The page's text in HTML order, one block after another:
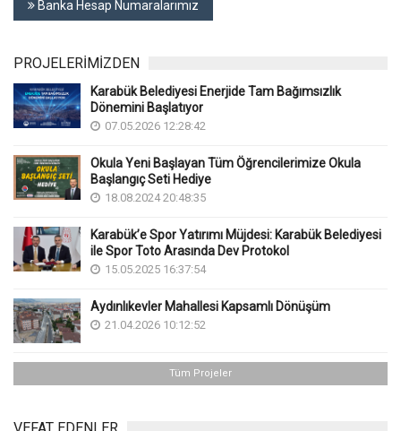
Banka Hesap Numaralarımız
PROJELERİMİZDEN
Karabük Belediyesi Enerjide Tam Bağımsızlık
Dönemini Başlatıyor
07.05.2026 12:28:42
Okula Yeni Başlayan Tüm Öğrencilerimize Okula
Başlangıç Seti Hediye
18.08.2024 20:48:35
Karabük’e Spor Yatırımı Müjdesi: Karabük Belediyesi
ile Spor Toto Arasında Dev Protokol
15.05.2025 16:37:54
Aydınlıkevler Mahallesi Kapsamlı Dönüşüm
21.04.2026 10:12:52
Tüm Projeler